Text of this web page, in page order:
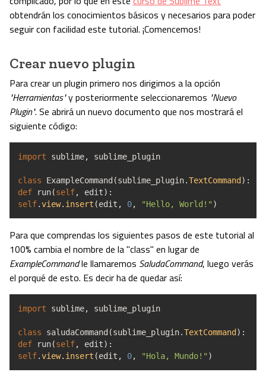
obtendrán los conocimientos básicos y necesarios para poder
seguir con facilidad este tutorial. ¡Comencemos!
Crear nuevo plugin
Para crear un plugin primero nos dirigimos a la opción
"Herramientas"y posteriormente seleccionaremos "Nuevo
Plugin". Se abrirá un nuevo documento que nos mostrará el
siguiente código:
import sublime, sublime_plugin
class ExampleCommand (sublime_plugin.TextCommand ) :
def run(self, edit) :
self.view. insert (edit , 0, "Hello, World!" )
Para que comprendas los siguientes pasos de este tutorial al
100% cambia el nombre de la "class" en lugar de
ExampleCommandle llamaremos SaludaCommand, luego verás
el porqué de esto. Es decir ha de quedar así:
import sublime, sublime_plugin
class saludaCommand (sublime_plugin.TextCommand ) :
def run(self, edit) :
self.view. insert (edit , 0, "Hola, Mundo!" )